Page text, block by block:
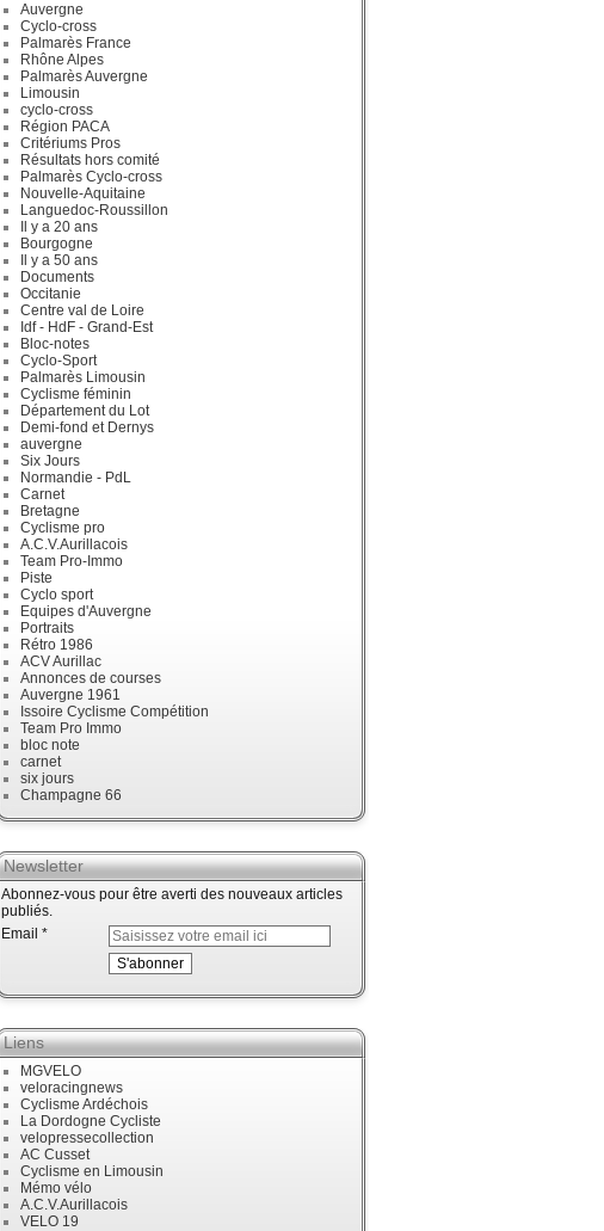
Auvergne
Cyclo-cross
Palmarès France
Rhône Alpes
Palmarès Auvergne
Limousin
cyclo-cross
Région PACA
Critériums Pros
Résultats hors comité
Palmarès Cyclo-cross
Nouvelle-Aquitaine
Languedoc-Roussillon
Il y a 20 ans
Bourgogne
Il y a 50 ans
Documents
Occitanie
Centre val de Loire
Idf - HdF - Grand-Est
Bloc-notes
Cyclo-Sport
Palmarès Limousin
Cyclisme féminin
Département du Lot
Demi-fond et Dernys
auvergne
Six Jours
Normandie - PdL
Carnet
Bretagne
Cyclisme pro
A.C.V.Aurillacois
Team Pro-Immo
Piste
Cyclo sport
Equipes d'Auvergne
Portraits
Rétro 1986
ACV Aurillac
Annonces de courses
Auvergne 1961
Issoire Cyclisme Compétition
Team Pro Immo
bloc note
carnet
six jours
Champagne 66
Newsletter
Abonnez-vous pour être averti des nouveaux articles
publiés.
Email
Liens
MGVELO
veloracingnews
Cyclisme Ardéchois
La Dordogne Cycliste
velopressecollection
AC Cusset
Cyclisme en Limousin
Mémo vélo
A.C.V.Aurillacois
VELO 19